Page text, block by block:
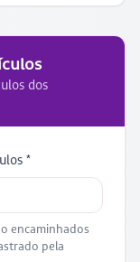
dos
*
encaminhados
pela